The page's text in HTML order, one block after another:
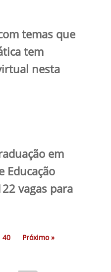
temas que
tem
nesta
em
Educação
vagas para
40 Próximo »